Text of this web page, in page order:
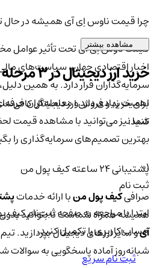
چرا قیمت ناوس اِی آی همیشه در حال
قیمت ناوس اِی آی تحت تأثیر عوامل
اخبار اقتصادی جهان، سیاست‌های مالی
سرمایه‌گذاران قرار دارد. به همین دلیل،
اهمیت زیادی دارد و معامله‌گران
شما نیز می‌توانید با مشاهده قیمت
بهترین تصمیم‌های سرمایه‌گذاری را
پشتیبانی ۲۴ ساعته کیف پول من
صرافیکیف پول منبا ارائه خدمات
همیشه همراه شماست تا بتوانید بدون
آیو سایر ارزهای دیجیتال بپردازید.
شبانه‌روز آماده پاسخگویی به سوالات
مشاهده بیشتر
خرید ارز دیجیتال در 3 مرحله ساده
برای خرید و فروش ارز دیجیتال
کنید:
01
ثبت نام
ابتدا با مراجعه به صفحه ثبت‌نام کیف‌
حساب کاربری را تکمیل کنید.
ثبت نام سریع